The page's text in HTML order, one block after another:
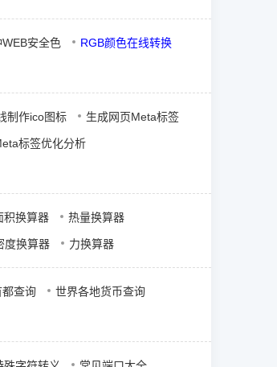
安全色 RGB颜色在线转换
制作ico图标 生成网页Meta标签
标签优化分析
积换算器 热量换算器
度换算器 力换算器
查询 世界各地货币查询